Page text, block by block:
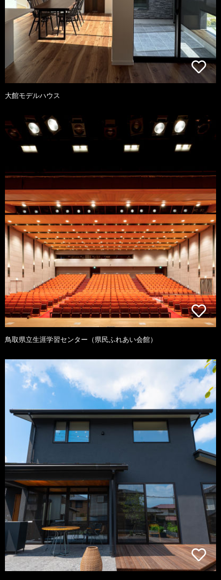
大館モデルハウス
鳥取県立生涯学習センター（県民ふれあい会館）